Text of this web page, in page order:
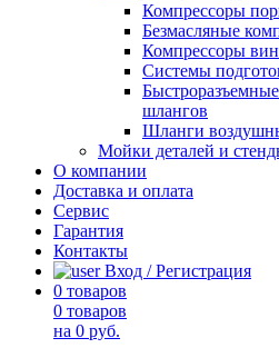
Компрессоры
Безмасляные
Компрессоры
Системы
шлангов
Шланги
Мойки деталей и
О компании
Доставка и оплата
Сервис
Гарантия
Контакты
Вход / Регистрация
0 товаров
0 товаров
на 0 руб.